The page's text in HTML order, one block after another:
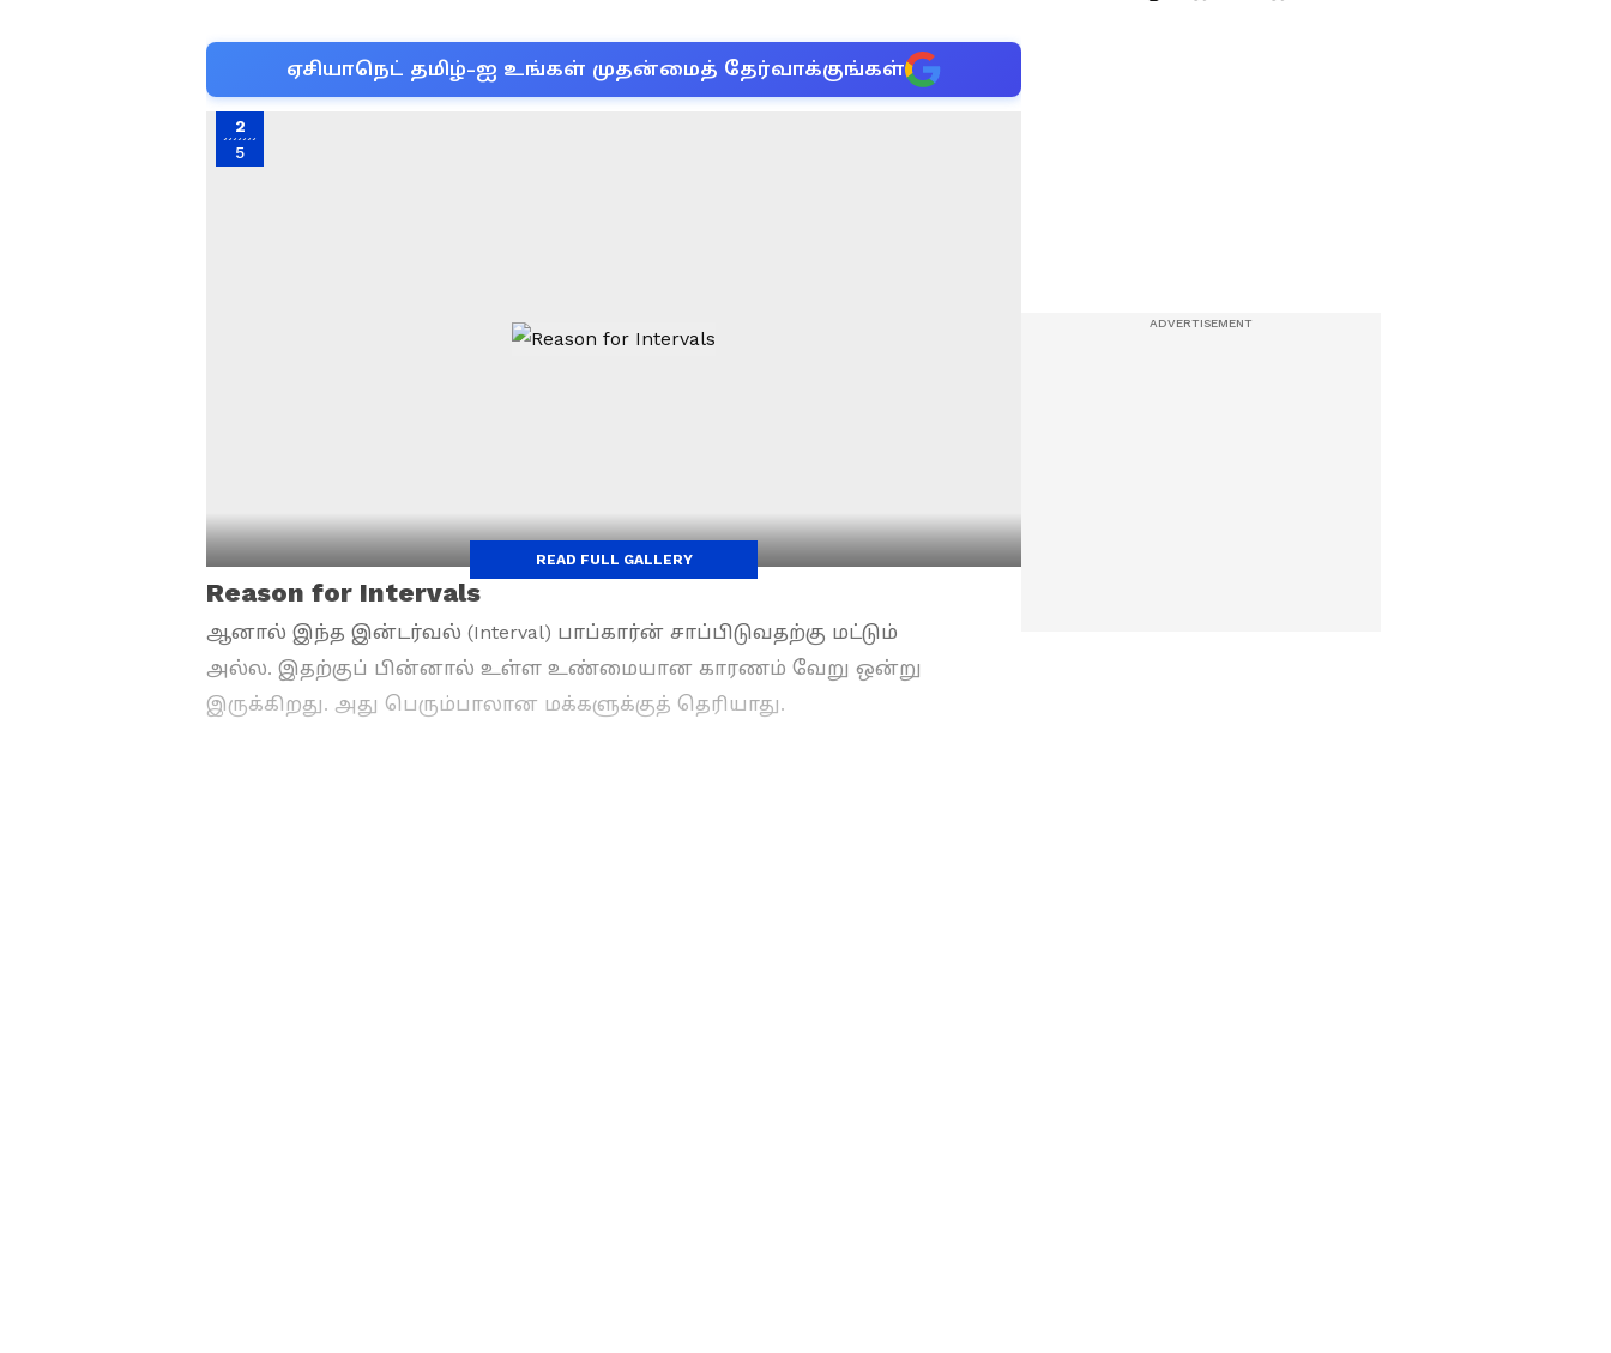
ஏசியாநெட் தமிழ்-ஐ உங்கள் முதன்மைத் தேர்வாக்குங்கள்
2
5
Reason for Intervals
ஆனால் இந்த இன்டர்வல் (Interval) பாப்கார்ன் சாப்பிடுவதற்கு மட்டும்
அல்ல. இதற்குப் பின்னால் உள்ள உண்மையான காரணம் வேறு ஒன்று
இருக்கிறது. அது பெரும்பாலான மக்களுக்குத் தெரியாது.
READ FULL GALLERY